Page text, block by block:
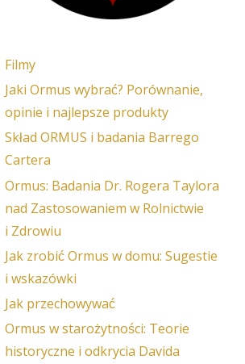
Filmy
Jaki Ormus wybrać? Porównanie,
opinie i najlepsze produkty
Skład ORMUS i badania Barrego
Cartera
Ormus: Badania Dr. Rogera Taylora
nad Zastosowaniem w Rolnictwie
i Zdrowiu
Jak zrobić Ormus w domu: Sugestie
i wskazówki
Jak przechowywać
Ormus w starożytności: Teorie
historyczne i odkrycia Davida